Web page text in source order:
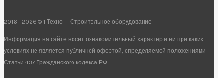
2016 - 2026 © 1 Техно — Строительное оборудование
Информация на сайте носит ознакомительный характер и ни при каких
условиях не является публичной офертой, определяемой положениями
Статьи 437 Гражданского кодекса РФ